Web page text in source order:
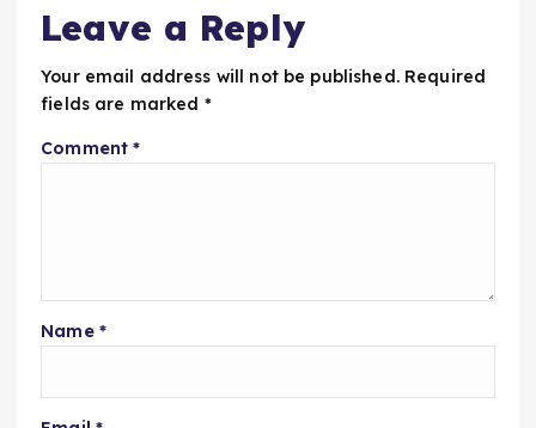
Leave a Reply
Your email address will not be published. Required
fields are marked *
Comment*
Name *